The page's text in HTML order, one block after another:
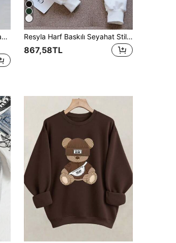
SHEIN Slogan ve Ayakkabı Baskılı Termal Astarlı Sweatshirt "Görerek Değil, İnançla Yürü", Uzun Kollu Üstler Mezuniyet, Okula Dönüş, Mezuniyet, Öğretmen Kadın, Okula Dönüş Kazak Sonbahar Sweatshirt
Resyla Harf Baskılı Seyahat Stili Kadın Normal Kapüşonlu Uzun Kollu Sweatshirt, Arkadaşlar İçin Hediye, Sonbahar/Kış
867,58TL